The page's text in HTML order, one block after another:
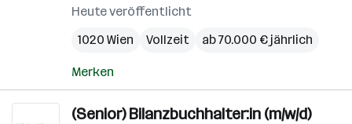
Heute veröffentlicht
1020 Wien
Vollzeit ab 70.000 € jährlich
Merken
(Senior) Bilanzbuchhalter:in (m/w/d)